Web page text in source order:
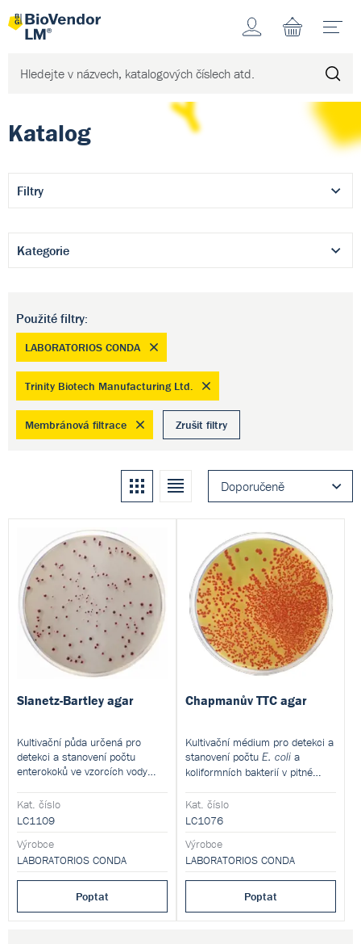
Účet
Katalog
Filtry
Kategorie
Použité filtry:
LABORATORIOS CONDA
Trinity Biotech Manufacturing Ltd.
Membránová filtrace Zrušit filtry
Doporučeně
Kachle Seznam
Slanetz-Bartley agar
Kultivační půda určená pro
detekci a stanovení počtu
enterokoků ve vzorcích vody
Tento produkt je dodáván v
dehydratované formě a je určen
pro přípravu hotových
kultivačních médií.
Kat. číslo
LC1109
Výrobce
LABORATORIOS CONDA
Poptat
Chapmanův TTC agar
Kultivační médium pro detekci a
stanovení počtu E. coli a
koliformních bakterií v pitné
filtrace. Tento produkt je
dodáván v dehydratované formě
a je určen pro přípravu hotových
kultivačních médií.
Kat. číslo
LC1076
Výrobce
LABORATORIOS CONDA
Poptat